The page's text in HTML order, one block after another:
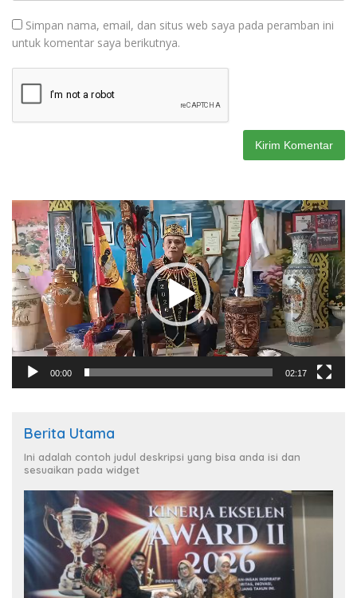
Simpan nama, email, dan situs web saya pada peramban ini
untuk komentar saya berikutnya.
Pemutar
Video
00:00 02:17
Berita Utama
Ini adalah contoh judul deskripsi yang bisa anda isi dan
sesuaikan pada widget